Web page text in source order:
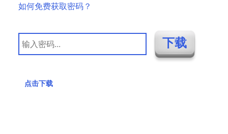
如何免费获取密码？
点击下载